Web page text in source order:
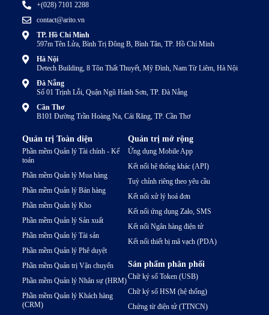
+(028) 7101 2288
contact@arito.vn
TP. Hồ Chí Minh
597m Tên Lửa, Bình Trị Đông B, Bình Tân, TP. Hồ Chí Minh
Hà Nội
Detech Building, 8 Tôn Thất Thuyết, Mỹ Đình, Nam Từ Liêm, Hà Nội
Đà Nẵng
Số 01 Trịnh Lỗi, Quận Ngũ Hành Sơn, TP. Đà Nẵng
Cần Thơ
B101 Đường Trần Hoàng Na, Cái Răng, TP. Cần Thơ
Quản trị Toàn diện
Phần mềm Quản lý Tài chính - Kế
toán
Phần mềm Quản lý Mua hàng
Phần mềm Quản lý Bán hàng
Phần mềm Quản lý Kho
Phần mềm Quản lý Sản xuất
Phần mềm Quản lý Tài sản
Phần mềm Quản lý Phê duyệt
Phần mềm Quản trị Vận chuyển
Phần mềm Quản lý Nhân sự (HRM)
Phần mềm Quản lý Khách hàng
(CRM)
Quản trị mở rộng
Ứng dụng Mobile App
Kết nối hệ thống khác (API)
Tuỳ chỉnh riêng theo yêu cầu
Kết nối xử lý hoá đơn
Kết nối ứng dụng Zalo, SMS
Kết nối Ngân hàng điện tử
Kết nối thiết bị mã vạch (PDA)
Sản phẩm phân phối
Chữ ký số Token (USB)
Chữ ký số HSM (hệ thống)
Chứng từ điện tử (TTNCN)